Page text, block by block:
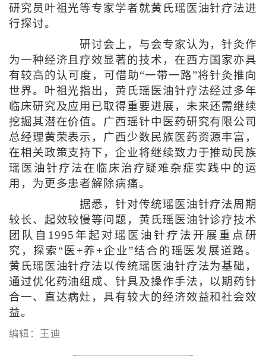
研究员叶祖光等专家学者就黄氏瑶医油针疗法进
行探讨。
研讨会上，与会专家认为，针灸作
为一种经济且疗效显著的技术，在西方国家亦具
有较高的认可度，可借助“一带一路”将针灸推向
世界。叶祖光指出，黄氏瑶医油针疗法经过多年
临床研究及应用已取得重要进展，未来还需继续
挖掘其潜在价值。广西瑶针中医药研究有限公司
总经理黄荣表示，广西少数民族医药资源丰富，
在相关政策支持下，企业将继续致力于推动民族
瑶医油针疗法在临床治疗疑难杂症实践中的运
用，为更多患者解除病痛。
据悉，针对传统瑶医油针疗法周期
较长、起效较慢等问题，黄氏瑶医油针诊疗技术
团队自1995年起对瑶医油针疗法开展重点研
究，探索“医+养+企业”结合的瑶医发展道路。
黄氏瑶医油针疗法以传统瑶医油针疗法为基础，
通过优化药油组成、针具及操作手法，以期药针
合一、直达病灶，具有较大的经济效益和社会效
益。
编辑：王迪